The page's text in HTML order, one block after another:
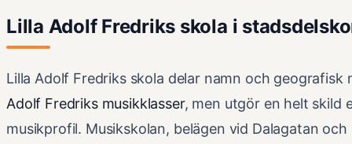
Lilla Adolf Fredriks skola i
Lilla Adolf Fredriks skola delar namn och geografisk
Adolf Fredriks musikklasser, men utgör en helt skild
musikprofil. Musikskolan, belägen vid Dalagatan och